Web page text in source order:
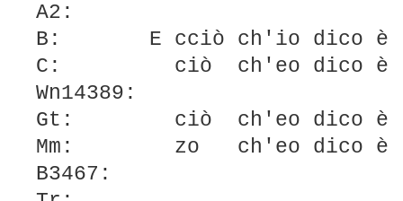
A2:
B: E cciò ch'io dico è
C: ciò ch'eo dico è
Wn14389:
Gt: ciò ch'eo dico è
Mm: zo ch'eo dico è
B3467: